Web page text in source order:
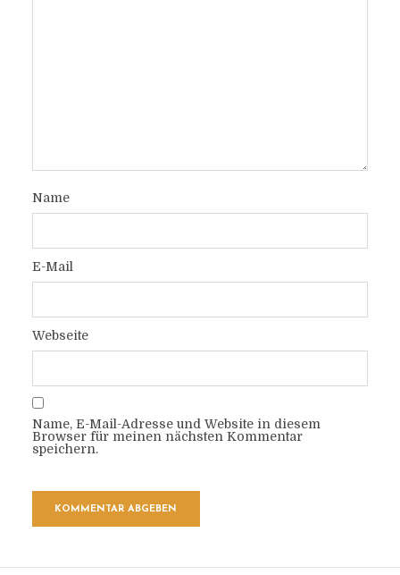
Name
E-Mail
Webseite
Name, E-Mail-Adresse und Website in diesem
Browser für meinen nächsten Kommentar
speichern.